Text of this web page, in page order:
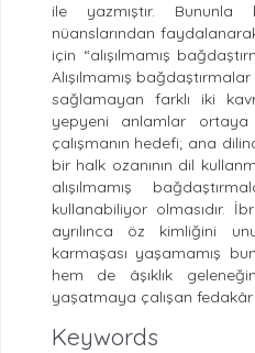
ile yazmıştır. Bununla
nüanslarından
için “alışılmamış
Alışılmamış
sağlamayan farklı iki
yepyeni anlamlar
çalışmanın hedefi; ana
bir halk ozanının dil
alışılmamış
kullanabiliyor olmasıdır.
ayrılınca öz kimliğini
karmaşası yaşamamış
hem de âşıklık
yaşatmaya çalışan fedakâr
Keywords